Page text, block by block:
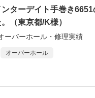
ターデイト手巻き
（東京都/K様）
ーバーホール・修理実績
オーバーホール